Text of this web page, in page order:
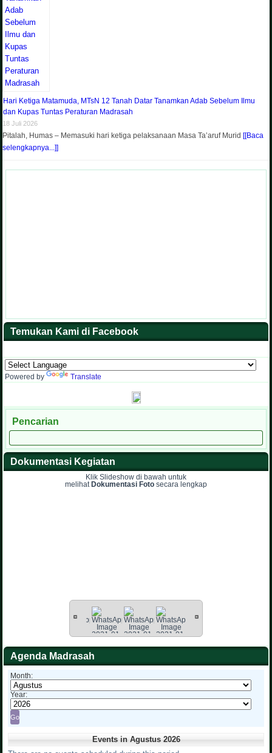
Hari Ketiga Matamuda, MTsN 12 Tanah Datar Tanamkan Adab Sebelum Ilmu
dan Kupas Tuntas Peraturan Madrasah
18 Juli 2026
Pitalah, Humas – Memasuki hari ketiga pelaksanaan Masa Ta’aruf Murid[[Baca
selengkapnya...]]
Temukan Kami di Facebook
Powered by Translate
Pencarian
Dokumentasi Kegiatan
Klik Slideshow di bawah untuk
melihat Dokumentasi Foto secara lengkap
Agenda Madrasah
Month:
Year:
Events in Agustus 2026